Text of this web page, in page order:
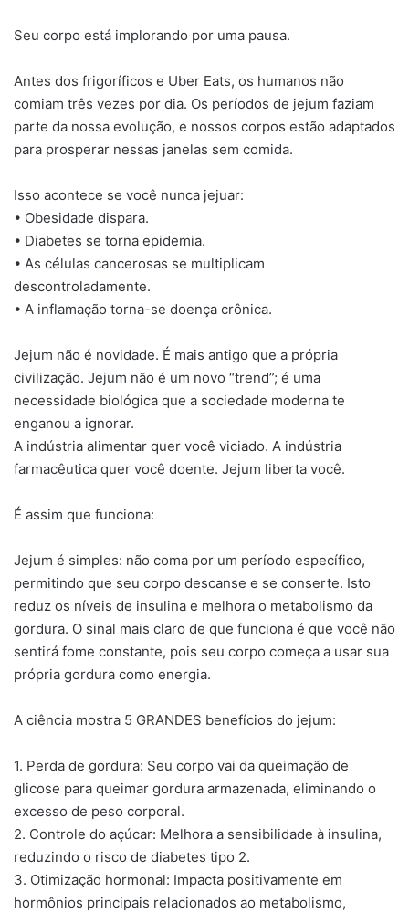
Seu corpo está implorando por uma pausa.
Antes dos frigoríficos e Uber Eats, os humanos não
comiam três vezes por dia. Os períodos de jejum faziam
parte da nossa evolução, e nossos corpos estão adaptados
para prosperar nessas janelas sem comida.
Isso acontece se você nunca jejuar:
• Obesidade dispara.
• Diabetes se torna epidemia.
• As células cancerosas se multiplicam
descontroladamente.
• A inflamação torna-se doença crônica.
Jejum não é novidade. É mais antigo que a própria
civilização. Jejum não é um novo “trend”; é uma
necessidade biológica que a sociedade moderna te
enganou a ignorar.
A indústria alimentar quer você viciado. A indústria
farmacêutica quer você doente. Jejum liberta você.
É assim que funciona:
Jejum é simples: não coma por um período específico,
permitindo que seu corpo descanse e se conserte. Isto
reduz os níveis de insulina e melhora o metabolismo da
gordura. O sinal mais claro de que funciona é que você não
sentirá fome constante, pois seu corpo começa a usar sua
própria gordura como energia.
A ciência mostra 5 GRANDES benefícios do jejum:
1. Perda de gordura: Seu corpo vai da queimação de
glicose para queimar gordura armazenada, eliminando o
excesso de peso corporal.
2. Controle do açúcar: Melhora a sensibilidade à insulina,
reduzindo o risco de diabetes tipo 2.
3. Otimização hormonal: Impacta positivamente em
hormônios principais relacionados ao metabolismo,